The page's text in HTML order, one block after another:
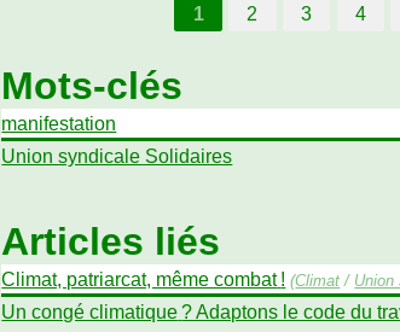
1 2 3 4
Mots-clés
manifestation
Union syndicale Solidaires
Articles liés
Climat, patriarcat, même combat ! (Climat / Union
Un congé climatique? Adaptons le code du